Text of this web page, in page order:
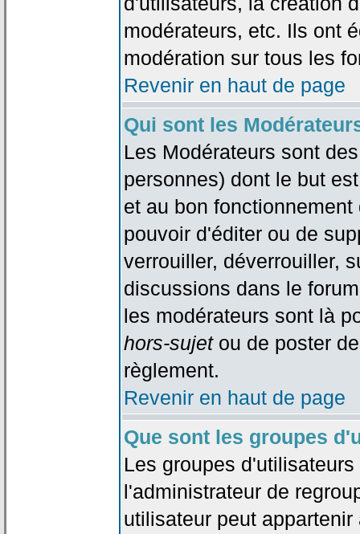
modérateurs, etc. Ils ont
modération sur tous les
Revenir en haut de page
Qui sont les
Les Modérateurs sont
personnes) dont le but
et au bon
pouvoir d'éditer ou de
verrouiller, déverrouiller,
discussions dans le
les modérateurs sont là
hors-sujetou de poster
règlement.
Revenir en haut de page
Que sont les groupes
Les groupes
l'administrateur de
utilisateur peut